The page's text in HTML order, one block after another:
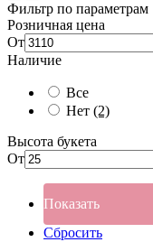
Фильтр по параметрам
Розничная цена
От
Наличие
Все
Нет (2)
Высота букета
От
Показать
Сбросить